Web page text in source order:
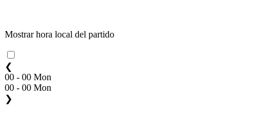
Mostrar hora local del partido
❮
00 - 00 Mon
00 - 00 Mon
❯